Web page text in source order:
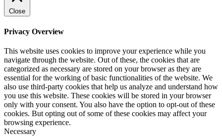
Close
Privacy Overview
This website uses cookies to improve your experience while you
navigate through the website. Out of these, the cookies that are
categorized as necessary are stored on your browser as they are
essential for the working of basic functionalities of the website. We
also use third-party cookies that help us analyze and understand how
you use this website. These cookies will be stored in your browser
only with your consent. You also have the option to opt-out of these
cookies. But opting out of some of these cookies may affect your
browsing experience.
Necessary